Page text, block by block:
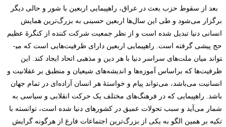
بعد از سقوط حزب بعث در عراق، راهپیمایی اربعین با شور و حالی دیگر
برگزار می‌شود و طی این سال‌ها اربعین حسینی به بزرگ‌ترین همایش
انسانی دنیا تبدیل شده است و از نظر جمعیت شرکت کننده از کنگرۀ عظیم
حج پیشی گرفته است. راهپیمایی اربعین دارای ظرفیت‌هایی است که می­
تواند میان ملت‌های سراسر دنیا با هر دین و مذهبی اتحاد ایجاد کند. این
ظرفیت‌ها که براساس آموزه‌ها و اندیشه‌های شیعیان و منطبق بر عقلانیت و
انسانیت می‌باشد، می‌تواند پیام و خواستۀ هر انسان آزاده‌ای در تمام جهان
باشد. راهپیمایی که در فرهنگ‌های مختلف یک حرکت انقلابی و سیاسی به
شمار می‌آید و سبب تحولات عمیق در کشورهای دنیا شده است، توانسته با
تکیه بر همین الگو به یکی از بزرگ‌ترین اجتماعات فارغ از هرگونه گرایش